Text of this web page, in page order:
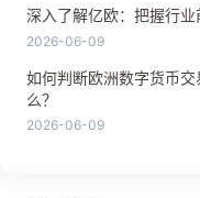
深入了解亿欧：把握行
2026-06-09
如何判断欧洲数字货币
么？
2026-06-09